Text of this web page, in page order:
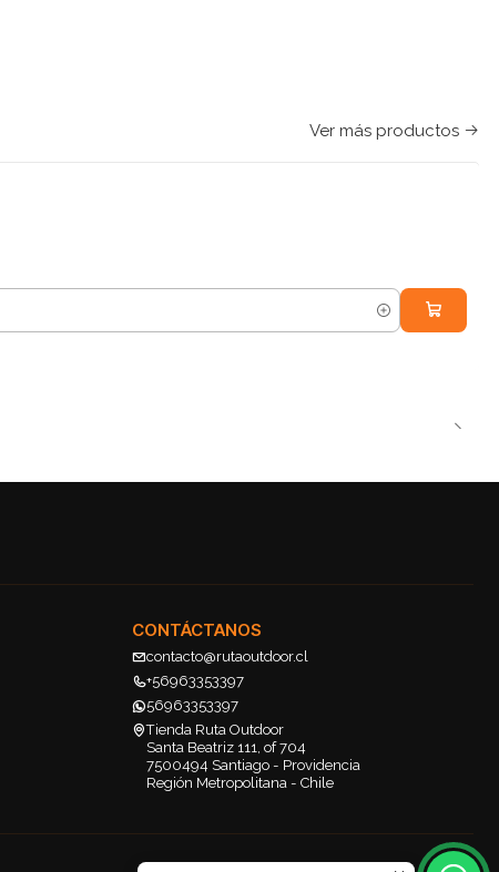
Ver más productos
CONTÁCTANOS
contacto@rutaoutdoor.cl
+56963353397
56963353397
Tienda Ruta Outdoor
Santa Beatriz 111, of 704
7500494 Santiago - Providencia
Región Metropolitana - Chile